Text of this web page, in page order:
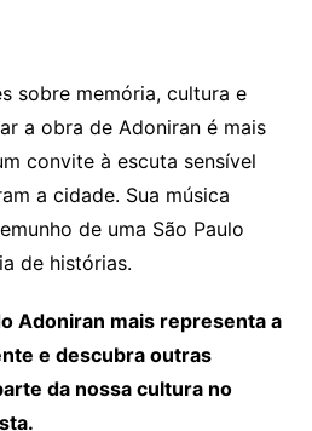
sobre memória, cultura e
a obra de Adoniran é mais
convite à escuta sensível
a cidade. Sua música
de uma São Paulo
de histórias.
Adoniran mais representa a
e descubra outras
da nossa cultura no